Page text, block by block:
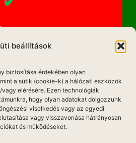
beállítások
biztosítása érdekében olyan
a sütik (cookie-k) a hálózati eszközök
elérésére. Ezen technológiák
hogy olyan adatokat dolgozzunk
viselkedés vagy az egyedi
vagy visszavonása hátrányosan
és működéseket.
KÓDEX
AJÁNLAT
NYILATKOZAT